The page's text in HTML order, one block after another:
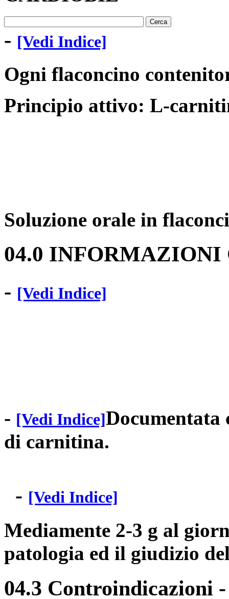
- [Vedi Indice]
Ogni flaconcino
Principio attivo: L-
Soluzione orale in
04.0
- [Vedi Indice]
- [Vedi Indice]Documentata
di carnitina.
- [Vedi Indice]
Mediamente 2-3 g al
patologia ed il giudizio
04.3 Controindicazioni